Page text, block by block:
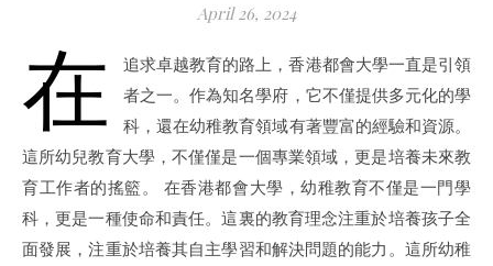
April 26, 2024
在
追求卓越教育的路上，香港都會大學一直是引領
者之一。作為知名學府，它不僅提供多元化的學
科，還在幼稚教育領域有著豐富的經驗和資源。
這所幼兒教育大學，不僅僅是一個專業領域，更是培養未來教
育工作者的搖籃。 在香港都會大學，幼稚教育不僅是一門學
科，更是一種使命和責任。這裏的教育理念注重於培養孩子全
面發展，注重於培養其自主學習和解決問題的能力。這所幼稚